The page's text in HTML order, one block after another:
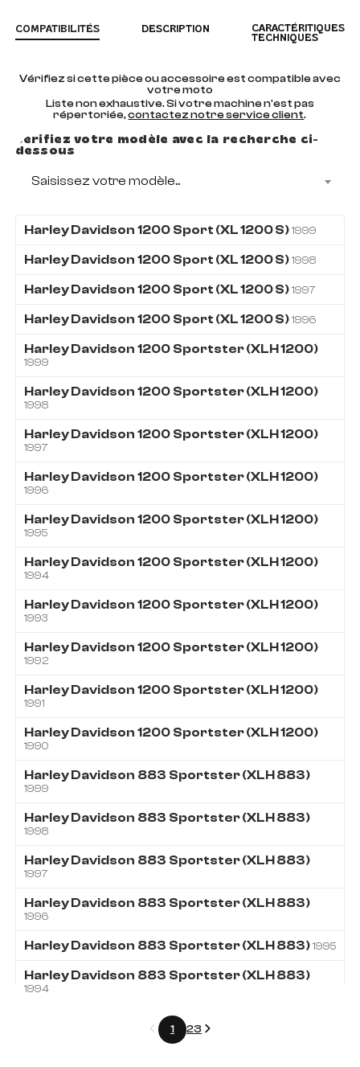
COMPATIBILITÉS DESCRIPTION
CARACTÉRITIQUES
TECHNIQUES
Vérifiez si cette pièce ou accessoire est compatible avec
votre moto
Liste non exhaustive. Si votre machine n'est pas
répertoriée,contactez notre service client.
Vérifiez votre modèle avec la recherche ci-
dessous
Saisissez votre modèle...
Harley Davidson 1200 Sport (XL 1200 S) 1999
Harley Davidson 1200 Sport (XL 1200 S) 1998
Harley Davidson 1200 Sport (XL 1200 S) 1997
Harley Davidson 1200 Sport (XL 1200 S) 1996
Harley Davidson 1200 Sportster (XLH 1200)
1999
Harley Davidson 1200 Sportster (XLH 1200)
1998
Harley Davidson 1200 Sportster (XLH 1200)
1997
Harley Davidson 1200 Sportster (XLH 1200)
1996
Harley Davidson 1200 Sportster (XLH 1200)
1995
Harley Davidson 1200 Sportster (XLH 1200)
1994
Harley Davidson 1200 Sportster (XLH 1200)
1993
Harley Davidson 1200 Sportster (XLH 1200)
1992
Harley Davidson 1200 Sportster (XLH 1200)
1991
Harley Davidson 1200 Sportster (XLH 1200)
1990
Harley Davidson 883 Sportster (XLH 883)
1999
Harley Davidson 883 Sportster (XLH 883)
1998
Harley Davidson 883 Sportster (XLH 883)
1997
Harley Davidson 883 Sportster (XLH 883)
1996
Harley Davidson 883 Sportster (XLH 883) 1995
Harley Davidson 883 Sportster (XLH 883)
1994
Précédent
1 23Suivant